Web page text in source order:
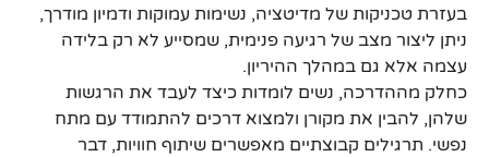
בעזרת טכניקות של מדיטציה, נשימות עמוקות ודמיון מודרך,
ניתן ליצור מצב של רגיעה פנימית, שמסייע לא רק בלידה
עצמה אלא גם במהלך ההיריון.
כחלק מההדרכה, נשים לומדות כיצד לעבד את הרגשות
שלהן, להבין את מקורן ולמצוא דרכים להתמודד עם מתח
נפשי. תרגילים קבוצתיים מאפשרים שיתוף חוויות, דבר